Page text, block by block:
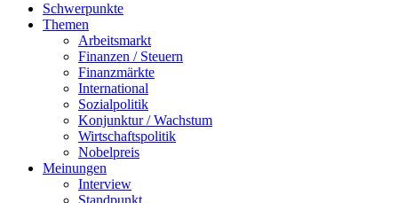
Schwerpunkte
Themen
Arbeitsmarkt
Finanzen / Steuern
Finanzmärkte
International
Sozialpolitik
Konjunktur / Wachstum
Wirtschaftspolitik
Nobelpreis
Meinungen
Interview
Standpunkt